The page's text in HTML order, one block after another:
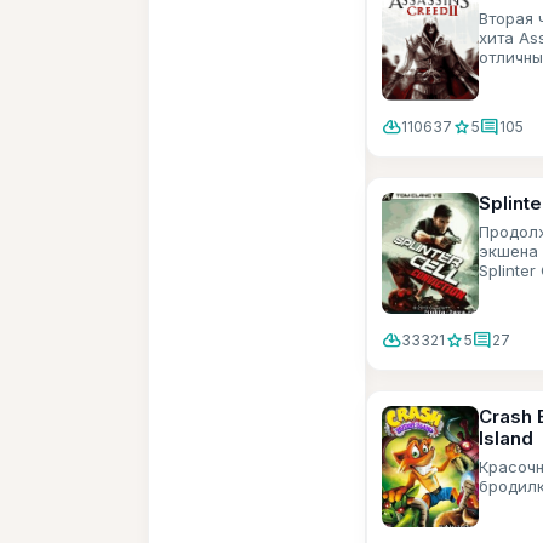
Вторая
хита
cloud_download110637 star5comment105
экшена
Splinter
cloud_download33321 star5comment27
Crash
Island